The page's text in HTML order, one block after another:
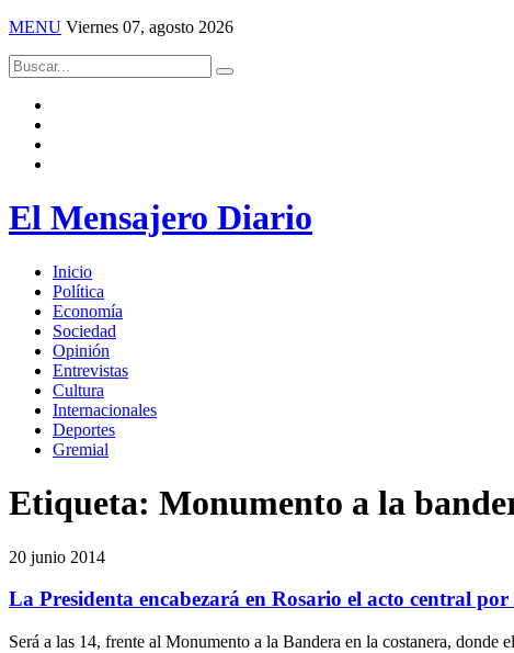
MENU Viernes 07, agosto 2026
El Mensajero Diario
Inicio
Política
Economía
Sociedad
Opinión
Entrevistas
Cultura
Internacionales
Deportes
Gremial
Etiqueta: Monumento a la
20 junio 2014
La Presidenta encabezará en Rosario el acto central
Será a las 14, frente al Monumento a la Bandera en la costanera,